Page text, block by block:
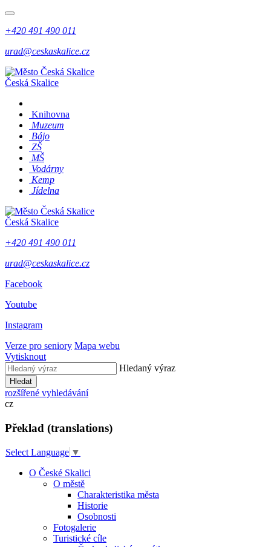
+420 491 490 011
urad@ceskaskalice.cz
Česká Skalice
Knihovna
Muzeum
Bájo
ZŠ
MŠ
Vodárny
Kemp
Jídelna
Česká Skalice
+420 491 490 011
urad@ceskaskalice.cz
Facebook
Youtube
Instagram
Verze pro seniory Mapa webu
Vytisknout
Hledaný výraz
Hledat
rozšířené vyhledávání
cz
Překlad (translations)
Select Language ▼
O České Skalici
O městě
Charakteristika města
Historie
Osobnosti
Fotogalerie
Turistické cíle